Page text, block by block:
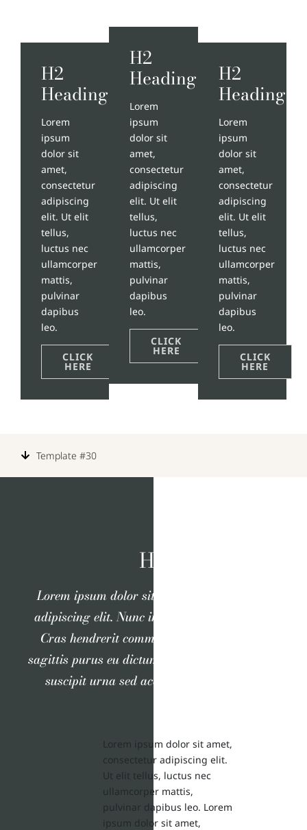
H2
Heading
Lorem
ipsum
dolor sit
amet,
consectetur
adipiscing
elit. Ut elit
tellus,
luctus nec
ullamcorper
mattis,
pulvinar
dapibus
leo.
CLICK
HERE
H2
Heading
Lorem
ipsum
dolor sit
amet,
consectetur
adipiscing
elit. Ut elit
tellus,
luctus nec
ullamcorper
mattis,
pulvinar
dapibus
leo.
CLICK
HERE
H2
Heading
Lorem
ipsum
dolor sit
amet,
consectetur
adipiscing
elit. Ut elit
tellus,
luctus nec
ullamcorper
mattis,
pulvinar
dapibus
leo.
CLICK
HERE
Template #30
H2 Heading
Lorem ipsum dolor sit amet, consectetur
adipiscing elit. Nunc in pellentesque nisl.
Cras hendrerit commodo est. Maecenas
sagittis purus eu dictum ultricies. Nullam
suscipit urna sed accumsan tincidunt.
Lorem ipsum dolor sit amet,
consectetur adipiscing elit.
Ut elit tellus, luctus nec
ullamcorper mattis,
pulvinar dapibus leo. Lorem
ipsum dolor sit amet,